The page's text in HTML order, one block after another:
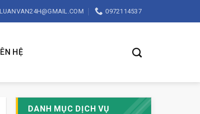
0972114537
HỆ
DANH MỤC DỊCH VỤ